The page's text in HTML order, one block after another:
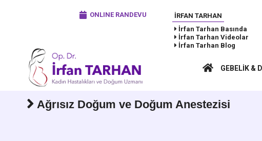
ONLINE RANDEVU
İRFAN TARHAN
İrfan Tarhan Basında
İrfan Tarhan Videolar
İrfan Tarhan Blog
GEBELIK &
Ağrısız Doğum ve Doğum Anestezisi